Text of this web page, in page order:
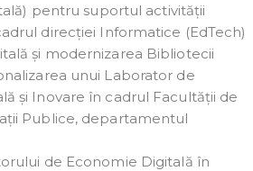
pentru suportul activității
direcției Informatice (EdTech)
și modernizarea Bibliotecii
unui Laborator de
și Inovare în cadrul Facultății de
Publice, departamentul
de Economie Digitală în